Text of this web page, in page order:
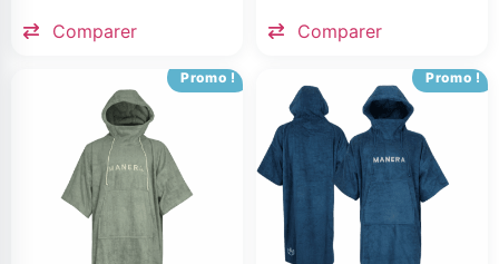
Comparer Comparer
Promo ! Promo !